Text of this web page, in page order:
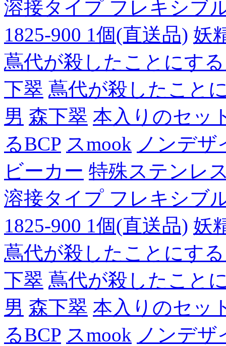
溶接タイプ フレキシブ
1825-900 1個(直送品) 妖
蔦代が殺したことにす
下翠 蔦代が殺したこと
男 森下翠 本入りのセッ
るBCP スmook ノンデザ
ビーカー 特殊ステンレ
溶接タイプ フレキシブ
1825-900 1個(直送品) 妖
蔦代が殺したことにす
下翠 蔦代が殺したこと
男 森下翠 本入りのセッ
るBCP スmook ノンデザ